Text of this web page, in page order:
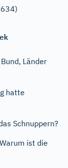
Länder
hatte
Schnuppern?
ist die